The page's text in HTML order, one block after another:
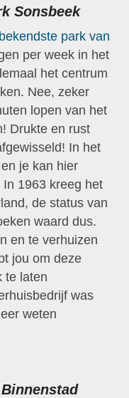
Sonsbeek
bekendste park van
per week in het
het centrum
Nee, zeker
lopen van het
Drukte en rust
In het
je kan hier
1963 kreeg het
de status van
waard dus.
en te verhuizen
jou om deze
te laten
was
weten